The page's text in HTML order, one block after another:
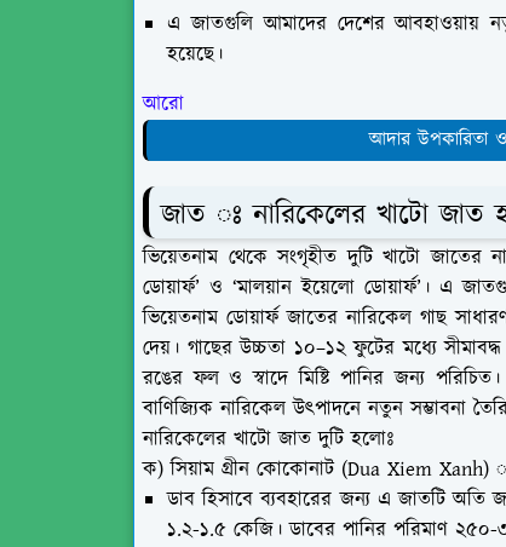
এ জাতগুলি আমাদের দেশের আবহাওয়ায়
হয়েছে।
আরো
আদার উপকারিতা
জাত ঃ নারিকেলের খাটো জাত
ভিয়েতনাম থেকে সংগৃহীত দুটি খাটো জাতের
ডোয়ার্ফ’ ও ‘মালয়ান ইয়েলো ডোয়ার্ফ’। এ
ভিয়েতনাম ডোয়ার্ফ জাতের নারিকেল গাছ
দেয়। গাছের উচ্চতা ১০–১২ ফুটের মধ্যে
রঙের ফল ও স্বাদে মিষ্টি পানির জন্য
বাণিজ্যিক নারিকেল উৎপাদনে নতুন সম্ভাবনা
নারিকেলের খাটো জাত দুটি হলোঃ
ক) সিয়াম গ্রীন কোকোনাট (Dua Xiem Xanh)
ডাব হিসাবে ব্যবহারের জন্য এ জাতটি
১.২-১.৫ কেজি। ডাবের পানির পরিমাণ